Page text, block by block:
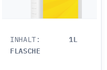
INHALT: 1L
FLASCHE